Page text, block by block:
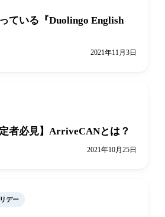
ている『Duolingo English
2021年11月3日
者必見】ArriveCANとは？
2021年10月25日
デー